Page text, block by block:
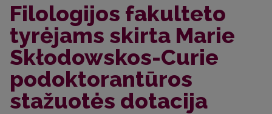
Filologijos fakulteto
tyrėjams skirta Marie
Skłodowskos-Curie
podoktorantūros
stažuotės dotacija